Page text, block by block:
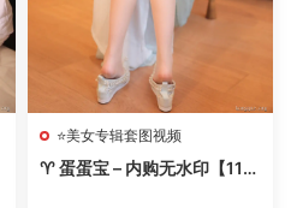
⭐美女专辑套图视频
♈ 蛋蛋宝 – 内购无水印【11